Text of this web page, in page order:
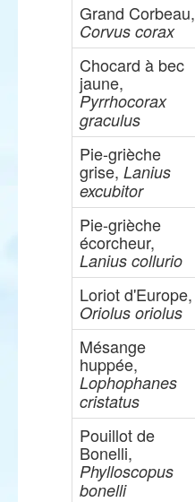
Grand Corbeau,
Corvus corax
Chocard à bec
jaune,
Pyrrhocorax
graculus
Pie-grièche
grise, Lanius
excubitor
Pie-grièche
écorcheur,
Lanius collurio
Loriot d'Europe,
Oriolus oriolus
Mésange
huppée,
Lophophanes
cristatus
Pouillot de
Bonelli,
Phylloscopus
bonelli